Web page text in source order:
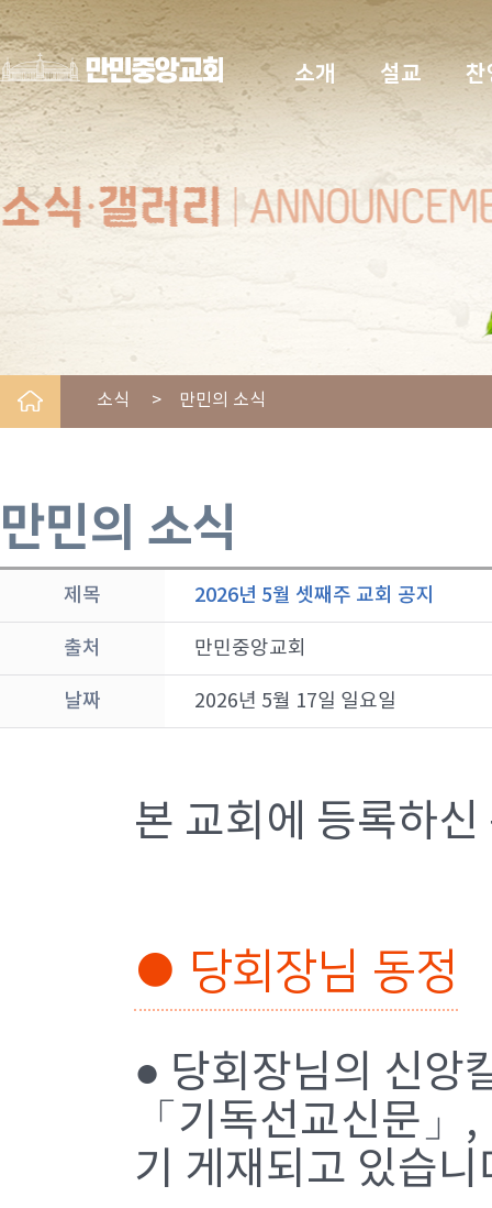
소개 설교 찬
소식 > 만민의 소식
만민의 소식
제목 2026년 5월 셋째주 교회 공지
출처 만민중앙교회
날짜 2026년 5월 17일 일요일
본 교회에 등록하
● 당회장님 동정
● 당회장님의 신앙
「기독선교신문
기 게재되고 있습니